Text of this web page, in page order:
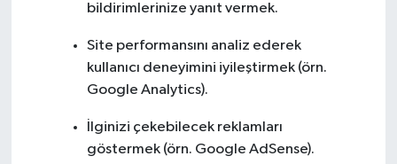
bildirimlerinize yanıt vermek.
Site performansını analiz ederek
kullanıcı deneyimini iyileştirmek (örn.
Google Analytics).
İlginizi çekebilecek reklamları
göstermek (örn. Google AdSense).